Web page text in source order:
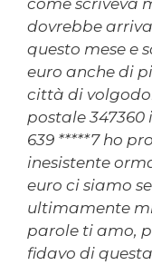
dovrebbe
questo mese e
euro anche di
città di
postale 347360
639 *****7 ho
inesistente
euro ci siamo
ultimamente
parole ti amo,
fidavo di